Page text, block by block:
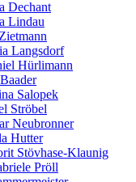
Dechant
Lindau
Langsdorf
Hürlimann
Salopek
Ströbel
Neubronner
Hutter
Stövhase-Klaunig
Pröll